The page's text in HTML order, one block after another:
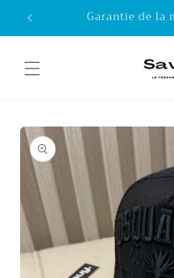
Skip to
content
Garantie de la
Skip to
product
information